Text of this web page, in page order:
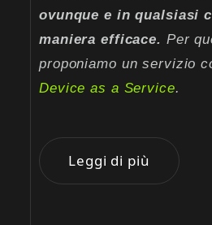
ovunque e in qualsiasi
maniera efficace. Per
proponiamo un servizio
Device as a Service.
Leggi di più